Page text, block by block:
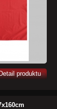
produktu